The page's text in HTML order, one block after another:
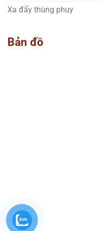
Xa đẩy thùng phuy
Bản đồ